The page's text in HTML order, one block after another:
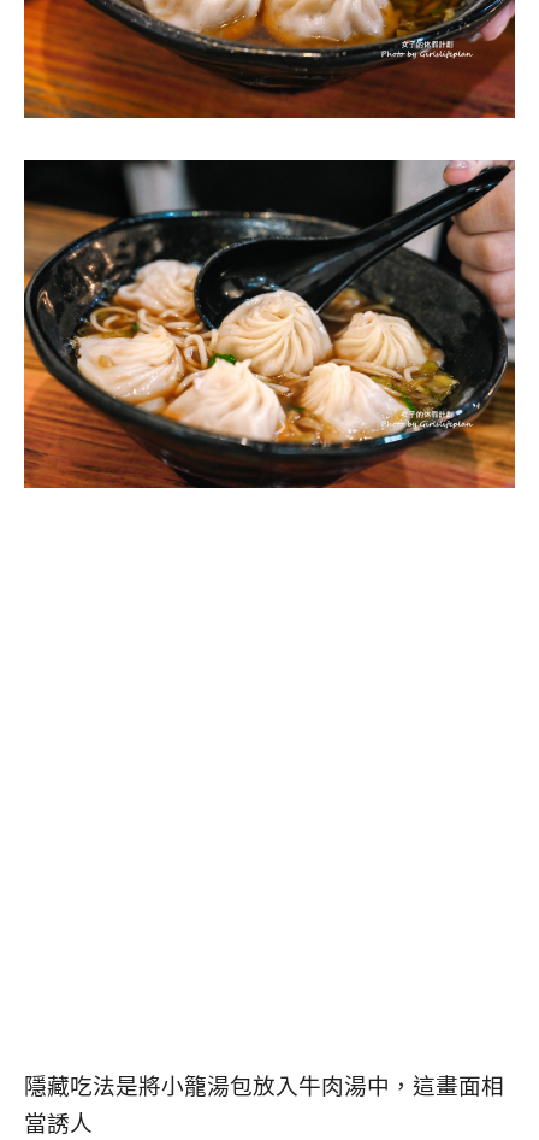
隱藏吃法是將小籠湯包放入牛肉湯中，這畫面相
當誘人